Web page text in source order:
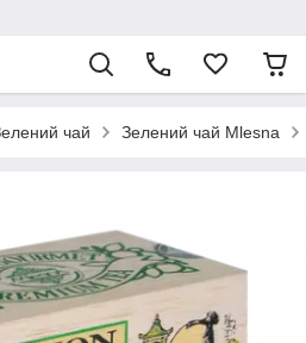
чай Зелений чай Mlesna